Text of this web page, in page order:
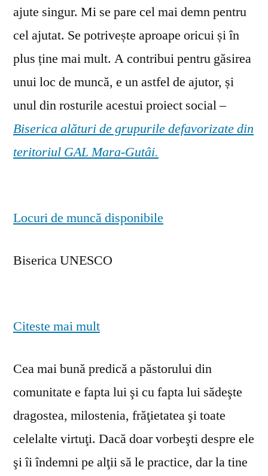
ajute singur. Mi se pare cel mai demn pentru
cel ajutat. Se potrivește aproape oricui și în
plus ține mai mult. A contribui pentru găsirea
unui loc de muncă, e un astfel de ajutor, și
unul din rosturile acestui proiect social –
Biserica alături de grupurile defavorizate din
teritoriul GAL Mara-Gutâi.
Locuri de muncă disponibile
Biserica UNESCO
Citeste mai mult
Cea mai bună predică a păstorului din
comunitate e fapta lui şi cu fapta lui sădeşte
dragostea, milostenia, frăţietatea şi toate
celelalte virtuţi. Dacă doar vorbeşti despre ele
şi îi îndemni pe alţii să le practice, dar la tine